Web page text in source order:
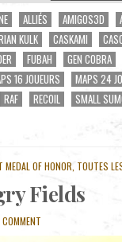
ALLIÉS AMIGOS3D
KULK CASKAMI
FUBAH GEN COBRA
16 JOUEURS MAPS 24
RAF RECOIL SMALL
MEDAL OF HONOR TOUTES
Fields
COMMENT